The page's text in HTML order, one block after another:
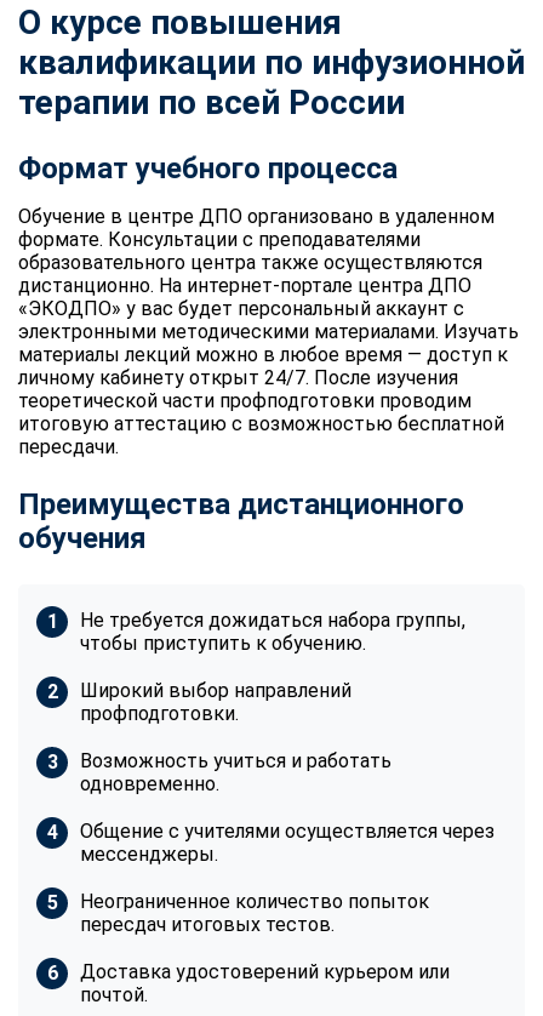
О курсе повышения
квалификации по инфузионной
терапии по всей России
Формат учебного процесса
Обучение в центре ДПО организовано в удаленном
формате. Консультации с преподавателями
образовательного центра также осуществляются
дистанционно. На интернет-портале центра ДПО
«ЭКОДПО» у вас будет персональный аккаунт с
электронными методическими материалами. Изучать
материалы лекций можно в любое время — доступ к
личному кабинету открыт 24/7. После изучения
теоретической части профподготовки проводим
итоговую аттестацию с возможностью бесплатной
пересдачи.
Преимущества дистанционного
обучения
Не требуется дожидаться набора группы,
чтобы приступить к обучению.
Широкий выбор направлений
профподготовки.
Возможность учиться и работать
одновременно.
Общение с учителями осуществляется через
мессенджеры.
Неограниченное количество попыток
пересдач итоговых тестов.
Доставка удостоверений курьером или
почтой.